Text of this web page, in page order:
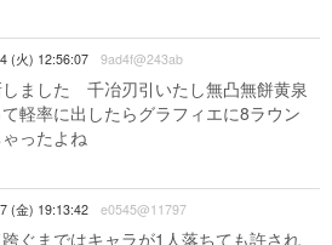
(火) 12:56:07 9ad4f@243ab
ました 千冶刃引いたし無凸無餅黄泉
軽率に出したらグラフィエに8ラウン
ったよね
(金) 19:13:42 e0545@11797
ぐまではキャラが1人落ちても許され